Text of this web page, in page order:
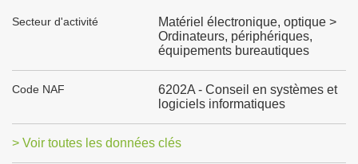
Secteur d'activité
Matériel électronique, optique >
Ordinateurs, périphériques,
équipements bureautiques
Code NAF
6202A - Conseil en systèmes et
logiciels informatiques
> Voir toutes les données clés